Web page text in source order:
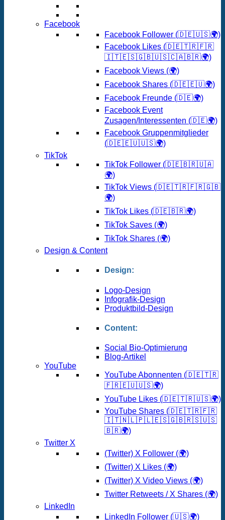
Facebook
Facebook Follower (🇩🇪🇺🇸🌍)
Facebook Likes (🇩🇪🇹🇷🇫🇷
🇮🇹🇪🇸🇬🇧🇺🇸🇨🇦🇧🇷🌍)
Facebook Views (🌍)
Facebook Shares (🇩🇪🇪🇺🌍)
Facebook Freunde (🇩🇪🌍)
Facebook Event
Zusagen/Interessenten (🇩🇪🌍)
Facebook Gruppenmitglieder
(🇩🇪🇪🇺🇺🇸🌍)
TikTok
TikTok Follower (🇩🇪🇧🇷🇺🇦
🌍)
TikTok Views (🇩🇪🇹🇷🇫🇷🇬🇧
🌍)
TikTok Likes (🇩🇪🇧🇷🌍)
TikTok Saves (🌍)
TikTok Shares (🌍)
Design & Content
Design:
Logo-Design
Infografik-Design
Produktbild-Design
Content:
Social Bio-Optimierung
Blog-Artikel
YouTube
YouTube Abonnenten (🇩🇪🇹🇷
🇫🇷🇪🇺🇺🇸🌍)
YouTube Likes (🇩🇪🇹🇷🇺🇸🌍)
YouTube Shares (🇩🇪🇹🇷🇫🇷
🇮🇹🇳🇱🇵🇱🇪🇸🇬🇧🇷🇸🇺🇸
🇧🇷🌍)
Twitter X
(Twitter) X Follower (🌍)
(Twitter) X Likes (🌍)
(Twitter) X Video Views (🌍)
Twitter Retweets / X Shares (🌍)
LinkedIn
LinkedIn Follower (🇺🇸🌍)